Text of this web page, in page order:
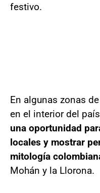
festivo.
En algunas zonas
en el interior del
una oportunidad
locales y mostrar
mitología
Mohán y la Llorona.